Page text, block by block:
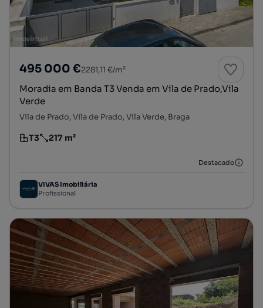
495 000 €2281,11 €/m²
Moradia em Banda T3 Venda em Vila de Prado,Vila
Verde
Vila de Prado, Vila de Prado, Vila Verde, Braga
Tipologia
T3
Preço por metro quadrado
217 m²
Destacado
VIVAS Imobiliária
Profissional